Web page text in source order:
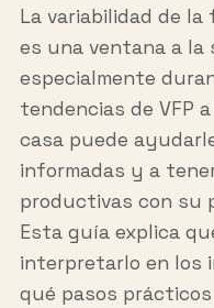
La variabilidad de
es una ventana a la
especialmente
tendencias de VFP
casa puede
informadas y a
productivas con su
Esta guía explica
interpretarlo en los
qué pasos